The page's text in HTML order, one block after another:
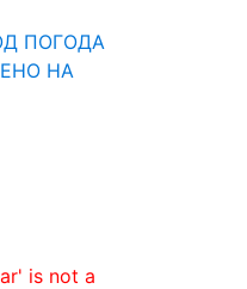
ПОГОДА
НА
is not a